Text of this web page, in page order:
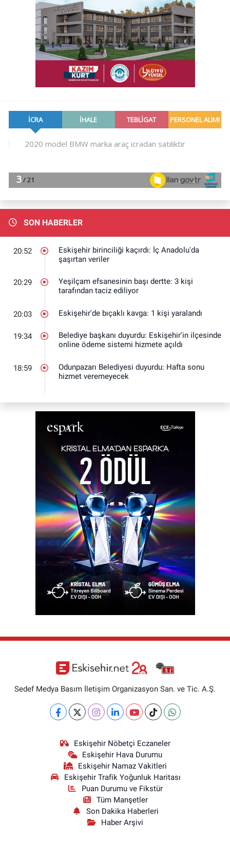
SON HABERLER
20:52
Eskişehir birinciliği kaçırdı: İç Anadolu'da
şaşırtan veriler
20:29
Yeşilçam efsanesinin başı dertte: 3 kişi
tarafından taciz ediliyor
20:03 Eskişehir'de bıçaklı kavga: 1 kişi yaralandı
19:34
Belediye başkanı duyurdu: Eskişehir'in ilçesinde
online ödeme sistemi hizmete açıldı
18:59
Odunpazarı Belediyesi duyurdu: Hafta sonu
hizmet veremeyecek
Sedef Medya Basım İletişim Organizasyon San. ve Tic. A.Ş.
Eskişehir Nöbetçi Eczaneler
Eskişehir Hava Durumu
Eskişehir Namaz Vakitleri
Eskişehir Trafik Yoğunluk Haritası
Puan Durumu ve Fikstür
Tüm Manşetler
Son Dakika Haberleri
Haber Arşivi